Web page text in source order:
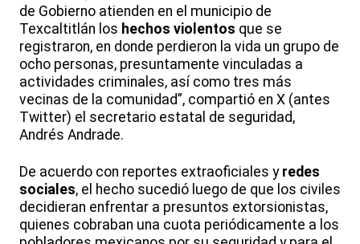
de Gobierno atienden en el municipio de
Texcaltitlán los hechos violentos que se
registraron, en donde perdieron la vida un grupo de
ocho personas, presuntamente vinculadas a
actividades criminales, así como tres más
vecinas de la comunidad”, compartió en X (antes
Twitter) el secretario estatal de seguridad,
Andrés Andrade.
De acuerdo con reportes extraoficiales yredes
sociales, el hecho sucedió luego de que los civiles
decidieran enfrentar a presuntos extorsionistas,
quienes cobraban una cuota periódicamente a los